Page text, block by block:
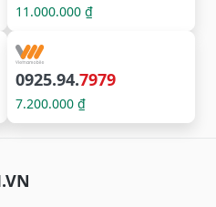
11.000.000 ₫
0925.94.7979
7.200.000 ₫